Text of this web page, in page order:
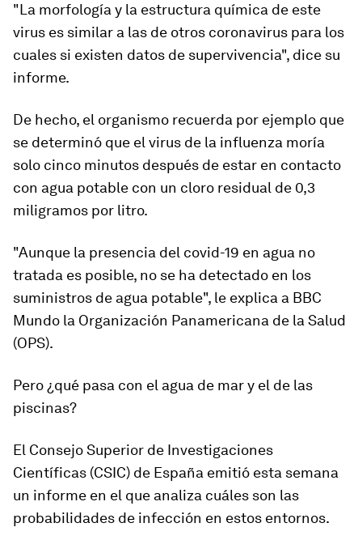
"La morfología y la estructura química de este
virus es similar a las de otros coronavirus para los
cuales si existen datos de supervivencia", dice su
informe.
De hecho, el organismo recuerda por ejemplo que
se determinó que el virus de la influenza moría
solo cinco minutos después de estar en contacto
con agua potable con un cloro residual de 0,3
miligramos por litro.
"Aunque la presencia del covid-19 en agua no
tratada es posible, no se ha detectado en los
suministros de agua potable", le explica a BBC
Mundo la Organización Panamericana de la Salud
(OPS).
Pero ¿qué pasa con el agua de mar y el de las
piscinas?
El Consejo Superior de Investigaciones
Científicas (CSIC) de España emitió esta semana
un informe en el que analiza cuáles son las
probabilidades de infección en estos entornos.